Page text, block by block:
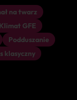
na twarz
Klimat GFE
Podduszanie
klasyczny